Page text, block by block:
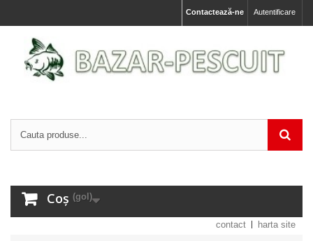
Autentificare
Contactează-ne
Coș (gol)
contact harta site